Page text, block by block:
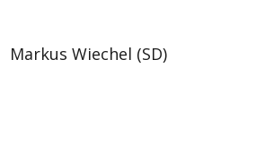
Markus Wiechel (SD)